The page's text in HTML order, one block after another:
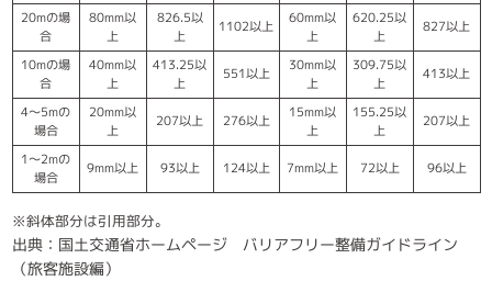
20mの場
合
80mm以
上
826.5以
上
1102以上
60mm以
上
620.25以
上
827以上
10mの場
合
40mm以
上
413.25以
上
551以上
30mm以
上
309.75以
上
413以上
4～5mの
場合
20mm以
上
207以上 276以上
15mm以
上
155.25以
上
207以上
1～2mの
場合
9mm以上 93以上 124以上 7mm以上 72以上 96以上
※斜体部分は引用部分。
出典：国土交通省ホームページ バリアフリー整備ガイドライン
（旅客施設編）